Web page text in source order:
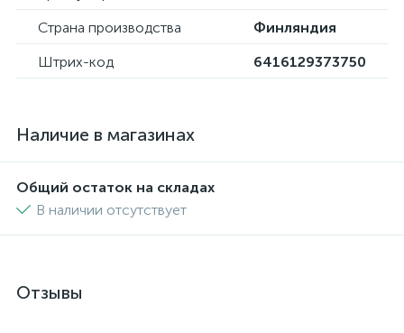
Страна производства
Финляндия
Штрих-код
6416129373750
Наличие в магазинах
Общий остаток на складах
В наличии отсутствует
Отзывы